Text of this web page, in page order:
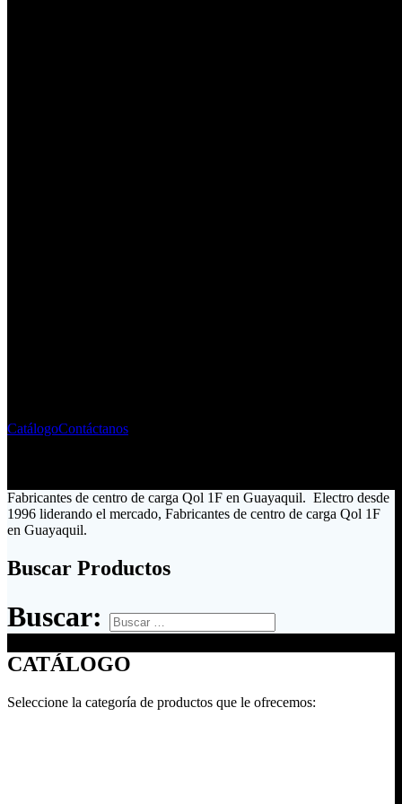
CatálogoContáctanos
Fabricantes de centro de carga Qol 1F en Guayaquil. Electro desde
1996 liderando el mercado, Fabricantes de centro de carga Qol 1F
en Guayaquil.
Buscar Productos
Buscar:
CATÁLOGO
Seleccione la categoría de productos que le ofrecemos: